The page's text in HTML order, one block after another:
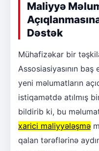
Maliyyə
Dəstək
Mühafizəkar bir
Assosiasiyasının
yeni məlumatların
istiqamətdə atılmış
bildirib ki, bu
xarici maliyyələşmə
qalan tərəflərinə